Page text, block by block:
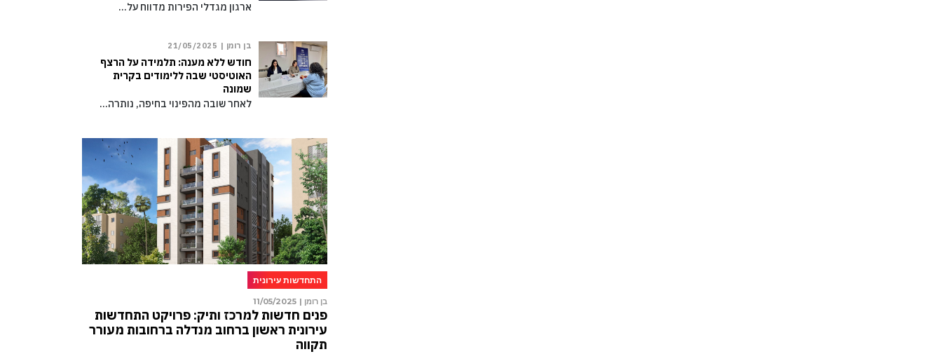
ארגון מגדלי הפירות מדווח על…
בן רומן | 21/05/2025
חודש ללא מענה: תלמידה על הרצף
האוטיסטי שבה ללימודים בקרית
שמונה
לאחר שובה מהפינוי בחיפה, נותרה…
התחדשות עירונית
בן רומן | 11/05/2025
פנים חדשות למרכז ותיק: פרויקט התחדשות
עירונית ראשון ברחוב מנדלה ברחובות מעורר
תקווה